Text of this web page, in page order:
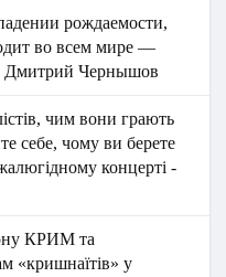
рождаемости,
во всем мире —
Дмитрий Чернышов
чим вони грають
себе, чому ви берете
концерті -
КРИМ та
«кришнаїтів» у